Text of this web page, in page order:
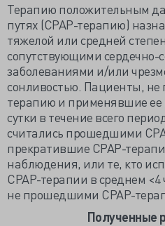
Терапию положительным
путях (СРАР-терапию)
тяжелой или средней
сопутствующими сердечно-
заболеваниями и/или
сонливостью. Пациенты,
терапию и применявшие ее
сутки в течение всего
считались прошедшими
прекратившие СРАР-
наблюдения, или те, кто
СРАР-терапии в среднем <4
не прошедшими СРАР-
Полученные